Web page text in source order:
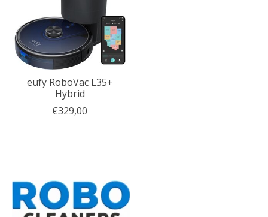
eufy RoboVac L35+
Hybrid
€329,00